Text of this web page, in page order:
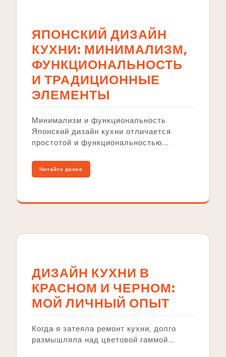
ЯПОНСКИЙ ДИЗАЙН
КУХНИ: МИНИМАЛИЗМ,
ФУНКЦИОНАЛЬНОСТЬ
И ТРАДИЦИОННЫЕ
ЭЛЕМЕНТЫ
Минимализм и функциональность
Японский дизайн кухни отличается
простотой и функциональностью.…
Читайте далее
ДИЗАЙН КУХНИ В
КРАСНОМ И ЧЕРНОМ:
МОЙ ЛИЧНЫЙ ОПЫТ
Когда я затеяла ремонт кухни‚ долго
размышляла над цветовой гаммой.…